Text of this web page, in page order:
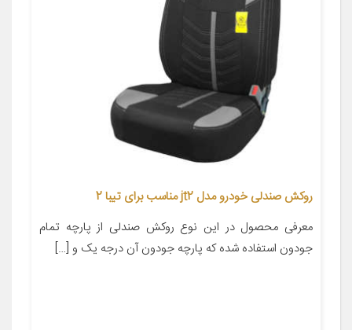
روکش صندلی خودرو مدل jt2 مناسب برای تیبا 2
معرفی محصول در این نوع روکش صندلی از پارچه تمام
جودون استفاده شده که پارچه جودون آن درجه یک و […]